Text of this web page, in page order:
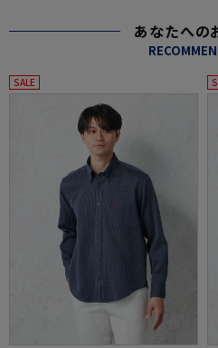
あなたへの
SALE